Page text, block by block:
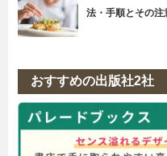
法・手順とその注
おすすめの出版社2社